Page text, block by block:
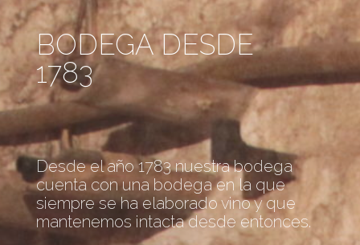
BODEGA DESDE
1783
Desde el año 1783 nuestra bodega
cuenta con una bodega en la que
siempre se ha elaborado vino y que
mantenemos intacta desde entonces.